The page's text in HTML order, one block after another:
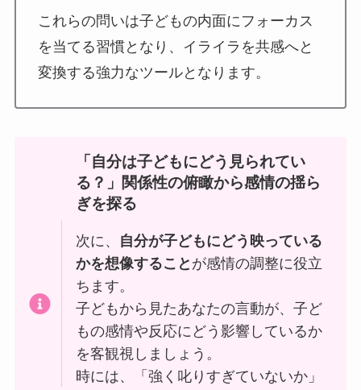
これらの問いは子どもの内面にフォーカス
を当てる習慣となり、イライラを共感へと
変換する強力なツールとなります。
「自分は子どもにどう見られてい
る？」関係性の俯瞰から感情の揺ら
ぎを探る
次に、 自分が子どもにどう映っている
かを想像すること が感情の調整に役立
ちます。
子どもから見たあなたの言動が、子ど
もの感情や反応にどう影響しているか
を客観視しましょう。
時には、「強く叱りすぎていないか」